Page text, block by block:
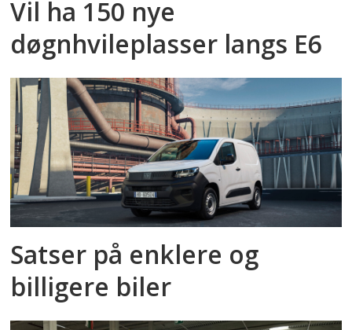
Vil ha 150 nye
døgnhvileplasser langs E6
Satser på enklere og
billigere biler